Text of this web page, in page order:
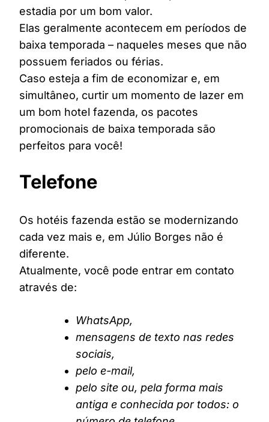
estadia por um bom valor.
Elas geralmente acontecem em períodos de
baixa temporada – naqueles meses que não
possuem feriados ou férias.
Caso esteja a fim de economizar e, em
simultâneo, curtir um momento de lazer em
um bom hotel fazenda, os pacotes
promocionais de baixa temporada são
perfeitos para você!
Telefone
Os hotéis fazenda estão se modernizando
cada vez mais e, em Júlio Borges não é
diferente.
Atualmente, você pode entrar em contato
através de:
WhatsApp,
mensagens de texto nas redes
sociais,
pelo e-mail,
pelo site ou, pela forma mais
antiga e conhecida por todos: o